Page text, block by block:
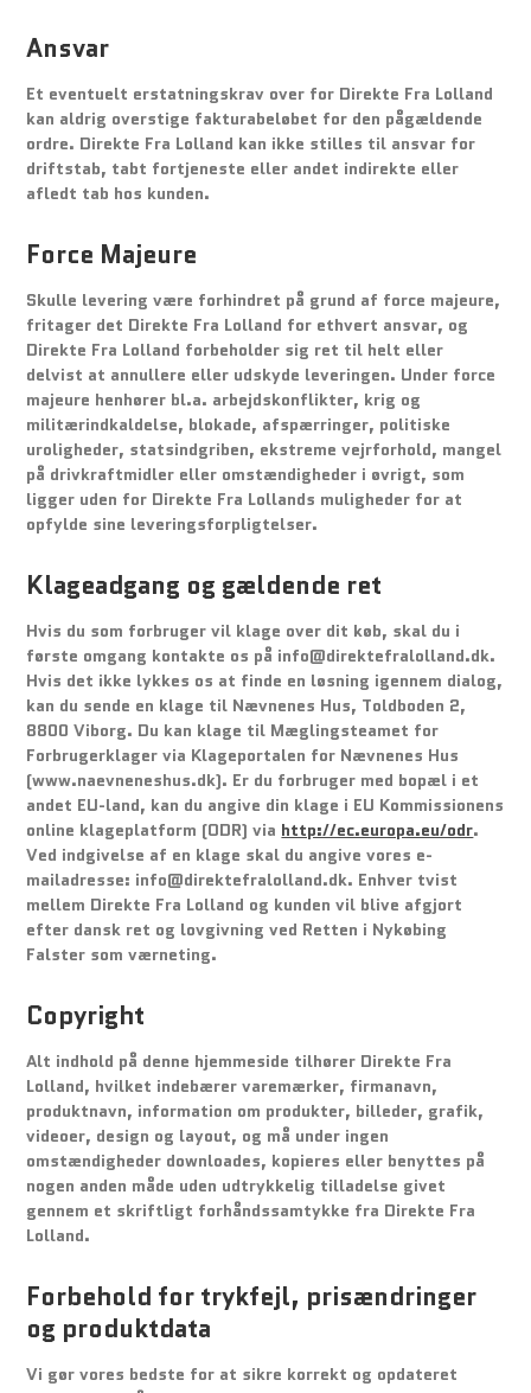
Ansvar
Et eventuelt erstatningskrav over for Direkte Fra Lolland
kan aldrig overstige fakturabeløbet for den pågældende
ordre. Direkte Fra Lolland kan ikke stilles til ansvar for
driftstab, tabt fortjeneste eller andet indirekte eller
afledt tab hos kunden.
Force Majeure
Skulle levering være forhindret på grund af force majeure,
fritager det Direkte Fra Lolland for ethvert ansvar, og
Direkte Fra Lolland forbeholder sig ret til helt eller
delvist at annullere eller udskyde leveringen. Under force
majeure henhører bl.a. arbejdskonflikter, krig og
militærindkaldelse, blokade, afspærringer, politiske
uroligheder, statsindgriben, ekstreme vejrforhold, mangel
på drivkraftmidler eller omstændigheder i øvrigt, som
ligger uden for Direkte Fra Lollands muligheder for at
opfylde sine leveringsforpligtelser.
Klageadgang og gældende ret
Hvis du som forbruger vil klage over dit køb, skal du i
første omgang kontakte os på info@direktefralolland.dk.
Hvis det ikke lykkes os at finde en løsning igennem dialog,
kan du sende en klage til Nævnenes Hus, Toldboden 2,
8800 Viborg. Du kan klage til Mæglingsteamet for
Forbrugerklager via Klageportalen for Nævnenes Hus
(www.naevneneshus.dk). Er du forbruger med bopæl i et
andet EU-land, kan du angive din klage i EU Kommissionens
online klageplatform (ODR) via http://ec.europa.eu/odr.
Ved indgivelse af en klage skal du angive vores e-
mailadresse: info@direktefralolland.dk. Enhver tvist
mellem Direkte Fra Lolland og kunden vil blive afgjort
efter dansk ret og lovgivning ved Retten i Nykøbing
Falster som værneting.
Copyright
Alt indhold på denne hjemmeside tilhører Direkte Fra
Lolland, hvilket indebærer varemærker, firmanavn,
produktnavn, information om produkter, billeder, grafik,
videoer, design og layout, og må under ingen
omstændigheder downloades, kopieres eller benyttes på
nogen anden måde uden udtrykkelig tilladelse givet
gennem et skriftligt forhåndssamtykke fra Direkte Fra
Lolland.
Forbehold for trykfejl, prisændringer
og produktdata
Vi gør vores bedste for at sikre korrekt og opdateret